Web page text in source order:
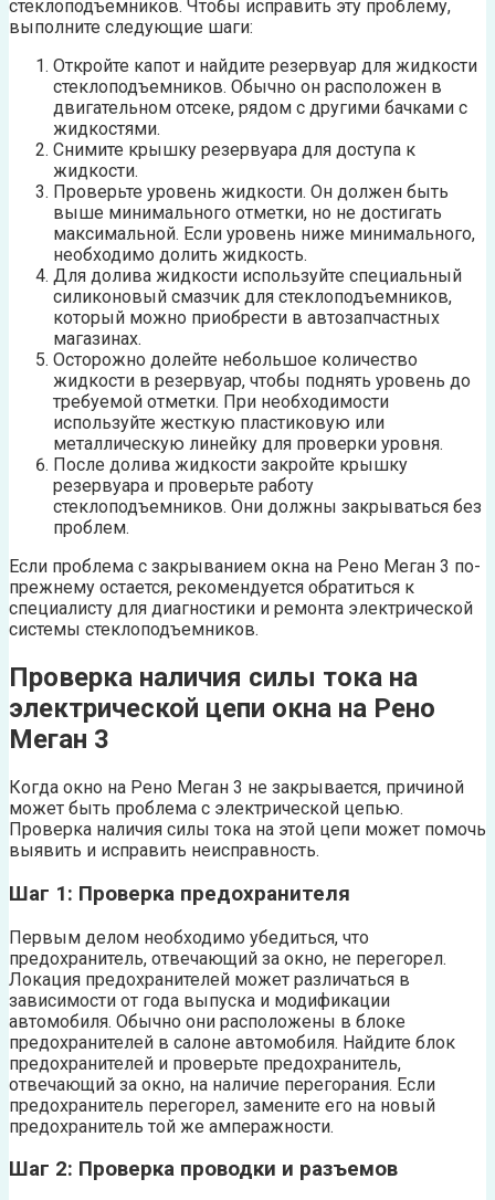
стеклоподъемников. Чтобы исправить эту проблему,
выполните следующие шаги:
Откройте капот и найдите резервуар для жидкости
стеклоподъемников. Обычно он расположен в
двигательном отсеке, рядом с другими бачками с
жидкостями.
Снимите крышку резервуара для доступа к
жидкости.
Проверьте уровень жидкости. Он должен быть
выше минимального отметки, но не достигать
максимальной. Если уровень ниже минимального,
необходимо долить жидкость.
Для долива жидкости используйте специальный
силиконовый смазчик для стеклоподъемников,
который можно приобрести в автозапчастных
магазинах.
Осторожно долейте небольшое количество
жидкости в резервуар, чтобы поднять уровень до
требуемой отметки. При необходимости
используйте жесткую пластиковую или
металлическую линейку для проверки уровня.
После долива жидкости закройте крышку
резервуара и проверьте работу
стеклоподъемников. Они должны закрываться без
проблем.
Если проблема с закрыванием окна на Рено Меган 3 по-
прежнему остается, рекомендуется обратиться к
специалисту для диагностики и ремонта электрической
системы стеклоподъемников.
Проверка наличия силы тока на
электрической цепи окна на Рено
Меган 3
Когда окно на Рено Меган 3 не закрывается, причиной
может быть проблема с электрической цепью.
Проверка наличия силы тока на этой цепи может помочь
выявить и исправить неисправность.
Шаг 1: Проверка предохранителя
Первым делом необходимо убедиться, что
предохранитель, отвечающий за окно, не перегорел.
Локация предохранителей может различаться в
зависимости от года выпуска и модификации
автомобиля. Обычно они расположены в блоке
предохранителей в салоне автомобиля. Найдите блок
предохранителей и проверьте предохранитель,
отвечающий за окно, на наличие перегорания. Если
предохранитель перегорел, замените его на новый
предохранитель той же амперажности.
Шаг 2: Проверка проводки и разъемов